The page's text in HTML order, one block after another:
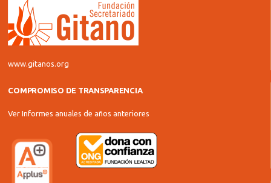
www.gitanos.org
COMPROMISO DE TRANSPARENCIA
Ver Informes anuales de años anteriores